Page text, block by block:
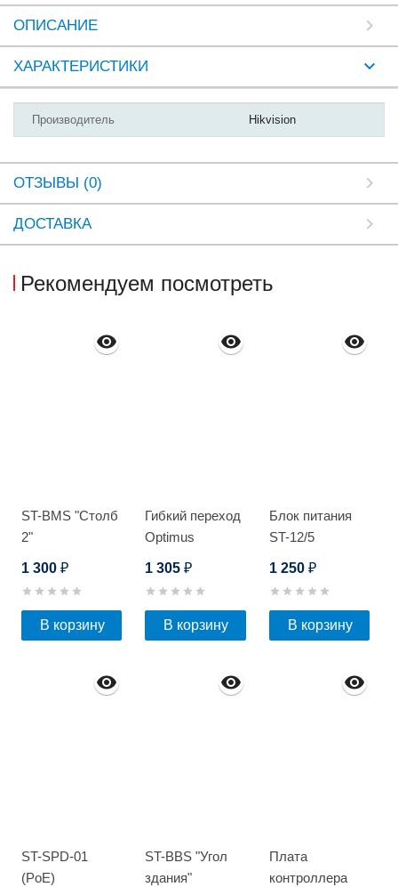
ОПИСАНИЕ
ХАРАКТЕРИСТИКИ
Производитель Hikvision
ОТЗЫВЫ (0)
ДОСТАВКА
Рекомендуем посмотреть
ST-BMS "Столб
2"
1 300 ₽
В корзину
Гибкий переход
Optimus
1 305₽
В корзину
Блок питания
ST-12/5
1 250 ₽
В корзину
ST-SPD-01
(PoE)
ST-BBS "Угол
здания"
Плата
контроллера